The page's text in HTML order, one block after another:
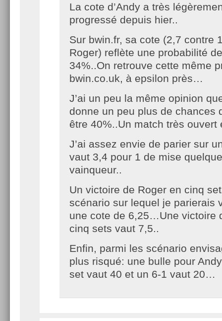
La cote d’Andy a très
progressé depuis hier..
Sur bwin.fr, sa cote (2,7 contre
Roger) reflète une probabilité
34%..On retrouve cette même
bwin.co.uk, à epsilon près…
J’ai un peu la même opinion
donne un peu plus de chances
être 40%..Un match très ouvert
J’ai assez envie de parier sur
vaut 3,4 pour 1 de mise
vainqueur..
Un victoire de Roger en cinq
scénario sur lequel je parierais
une cote de 6,25…Une victoire
cinq sets vaut 7,5..
Enfin, parmi les scénario
plus risqué: une bulle pour
set vaut 40 et un 6-1 vaut 20…